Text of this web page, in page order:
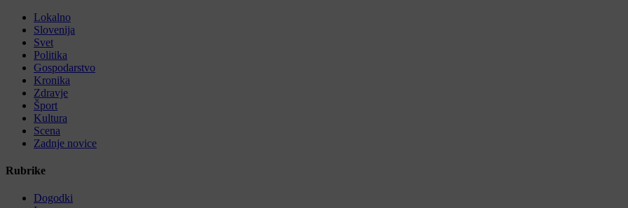
Lokalno
Slovenija
Svet
Politika
Gospodarstvo
Kronika
Zdravje
Šport
Kultura
Scena
Zadnje novice
Rubrike
Dogodki